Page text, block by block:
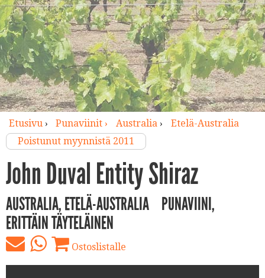
Etusivu› Punaviinit › Australia›
Etelä-Australia
Poistunut myynnistä 2011
John Duval Entity Shiraz
AUSTRALIA, ETELÄ-AUSTRALIA
PUNAVIINI,
ERITTÄIN TÄYTELÄINEN
Ostoslistalle